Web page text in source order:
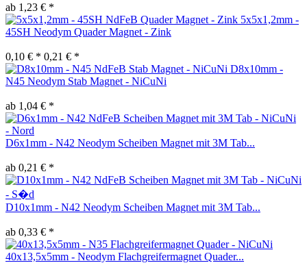
ab 1,23 € *
5x5x1,2mm -
45SH Neodym Quader Magnet - Zink
0,10 € * 0,21 € *
D8x10mm -
N45 Neodym Stab Magnet - NiCuNi
ab 1,04 € *
D6x1mm - N42 Neodym Scheiben Magnet mit 3M Tab...
ab 0,21 € *
D10x1mm - N42 Neodym Scheiben Magnet mit 3M Tab...
ab 0,33 € *
40x13,5x5mm - Neodym Flachgreifermagnet Quader...